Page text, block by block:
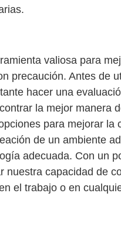
valiosa para
precaución. Antes de
hacer una
la mejor manera
para mejorar la
de un ambiente
adecuada. Con un
nuestra capacidad de
el trabajo o en